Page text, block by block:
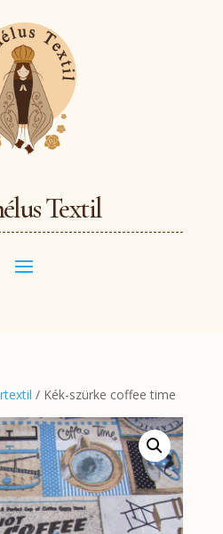
Textil
/ Kék-szürke coffee time